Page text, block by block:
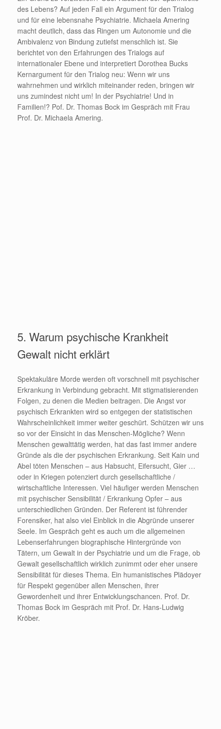
des Lebens? Auf jeden Fall ein Argument für den Trialog
und für eine lebensnahe Psychiatrie. Michaela Amering
macht deutlich, dass das Ringen um Autonomie und die
Ambivalenz von Bindung zutiefst menschlich ist. Sie
berichtet von den Erfahrungen des Trialogs auf
internationaler Ebene und interpretiert Dorothea Bucks
Kernargument für den Trialog neu: Wenn wir uns
wahrnehmen und wirklich miteinander reden, bringen wir
uns zumindest nicht um! In der Psychiatrie! Und in
Familien!? Pof. Dr. Thomas Bock im Gespräch mit Frau
Prof. Dr. Michaela Amering.
5. Warum psychische Krankheit
Gewalt nicht erklärt
Spektakuläre Morde werden oft vorschnell mit psychischer
Erkrankung in Verbindung gebracht. Mit stigmatisierenden
Folgen, zu denen die Medien beitragen. Die Angst vor
psychisch Erkrankten wird so entgegen der statistischen
Wahrscheinlichkeit immer weiter geschürt. Schützen wir uns
so vor der Einsicht in das Menschen-Mögliche? Wenn
Menschen gewalttätig werden, hat das fast immer andere
Gründe als die der psychischen Erkrankung. Seit Kain und
Abel töten Menschen – aus Habsucht, Eifersucht, Gier …
oder in Kriegen potenziert durch gesellschaftliche /
wirtschaftliche Interessen. Viel häufiger werden Menschen
mit psychischer Sensibilität / Erkrankung Opfer – aus
unterschiedlichen Gründen. Der Referent ist führender
Forensiker, hat also viel Einblick in die Abgründe unserer
Seele. Im Gespräch geht es auch um die allgemeinen
Lebenserfahrungen biographische Hintergründe von
Tätern, um Gewalt in der Psychiatrie und um die Frage, ob
Gewalt gesellschaftlich wirklich zunimmt oder eher unsere
Sensibilität für dieses Thema. Ein humanistisches Plädoyer
für Respekt gegenüber allen Menschen, ihrer
Gewordenheit und ihrer Entwicklungschancen. Prof. Dr.
Thomas Bock im Gespräch mit Prof. Dr. Hans-Ludwig
Kröber.